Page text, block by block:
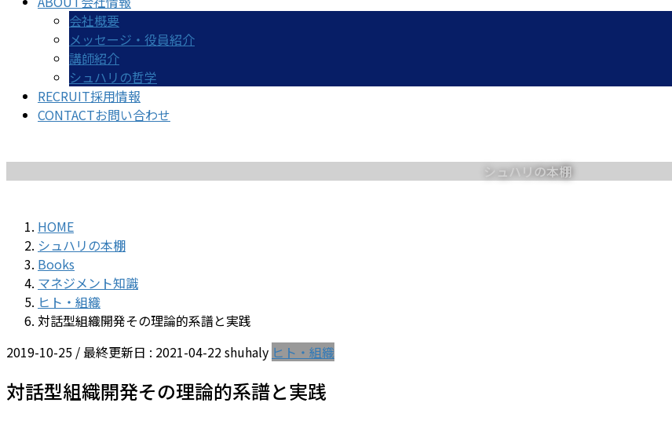
会社概要
メッセージ・役員紹介
講師紹介
シュハリの哲学
RECRUIT採用情報
CONTACTお問い合わせ
シュハリの本棚
HOME
シュハリの本棚
Books
マネジメント知識
ヒト・組織
対話型組織開発――その理論的系譜と実践
2019-10-25 / 最終更新日 : 2021-04-22shuhaly ヒト・組織
対話型組織開発――その理論的系譜と実践